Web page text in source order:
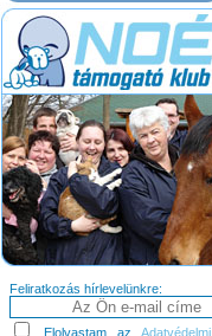
Feliratkozás hírlevelünkre:
Elolvastam az Adatvédelmi